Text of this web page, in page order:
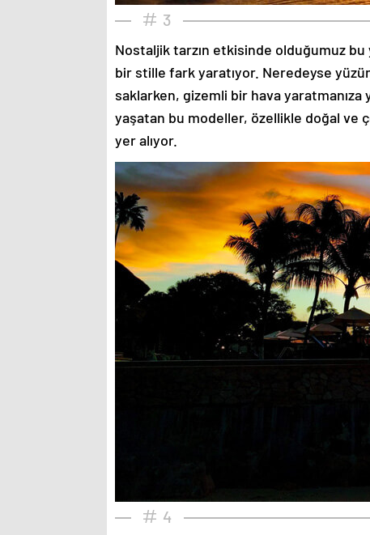
3
Nostaljik tarzın etkisinde olduğumuz
bir stille fark yaratıyor. Neredeyse
saklarken, gizemli bir hava yaratmanıza
yaşatan bu modeller, özellikle doğal ve
yer alıyor.
4